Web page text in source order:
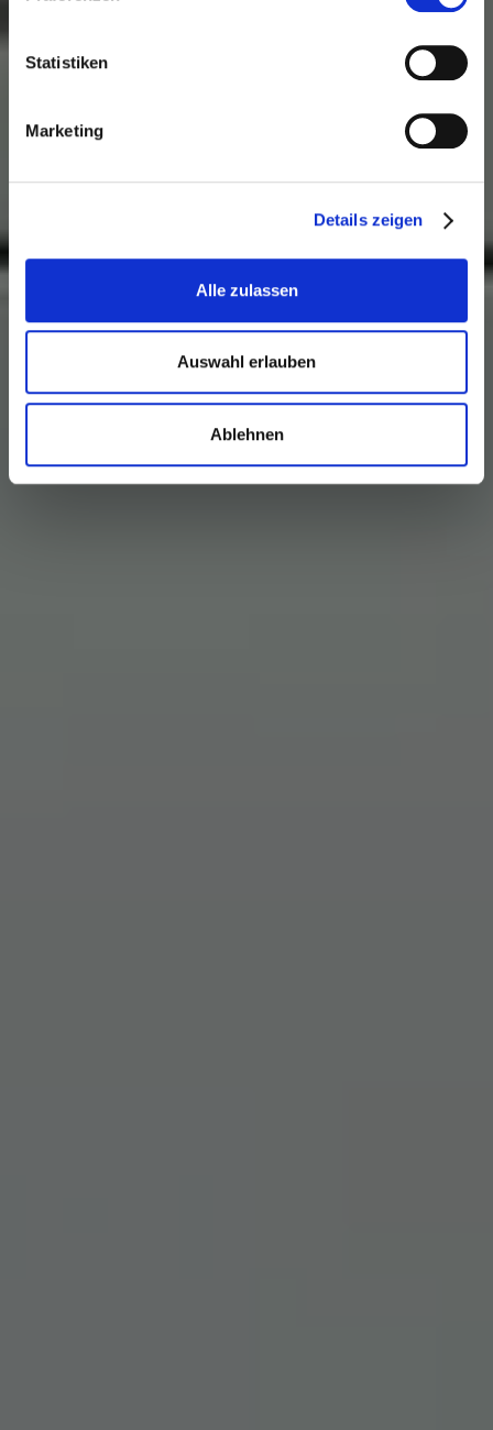
Statistiken
Marketing
Details zeigen
Alle zulassen
Auswahl erlauben
Ablehnen